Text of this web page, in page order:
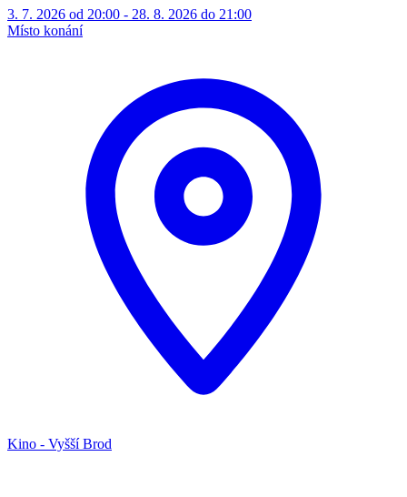
3. 7. 2026 od 20:00 - 28. 8. 2026 do 21:00
Místo konání
Kino - Vyšší Brod